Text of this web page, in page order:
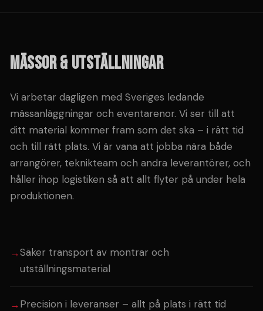
MÄSSOR & UTSTÄLLNINGAR
Vi arbetar dagligen med Sveriges ledande
mässanläggningar och eventarenor. Vi ser till att
ditt material kommer fram som det ska – i rätt tid
och till rätt plats. Vi är vana att jobba nära både
arrangörer, teknikteam och andra leverantörer, och
håller ihop logistiken så att allt flyter på under hela
produktionen.
Säker transport av montrar och
utställningsmaterial
Precision i leveranser – allt på plats i rätt tid